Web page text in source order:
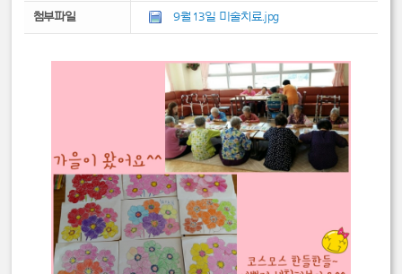
첨부파일 9월 13일 미술치료.jpg